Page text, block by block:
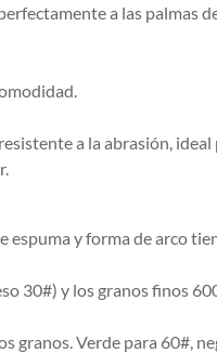
a las palmas
a la abrasión,
espuma y forma de arco
30#) y los granos finos
granos. Verde para 60#,